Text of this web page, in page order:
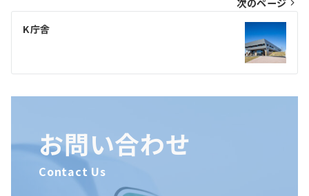
ビ
ゲ
シ
ョ
次のページ
K庁舎
お問い合わせ
Contact Us